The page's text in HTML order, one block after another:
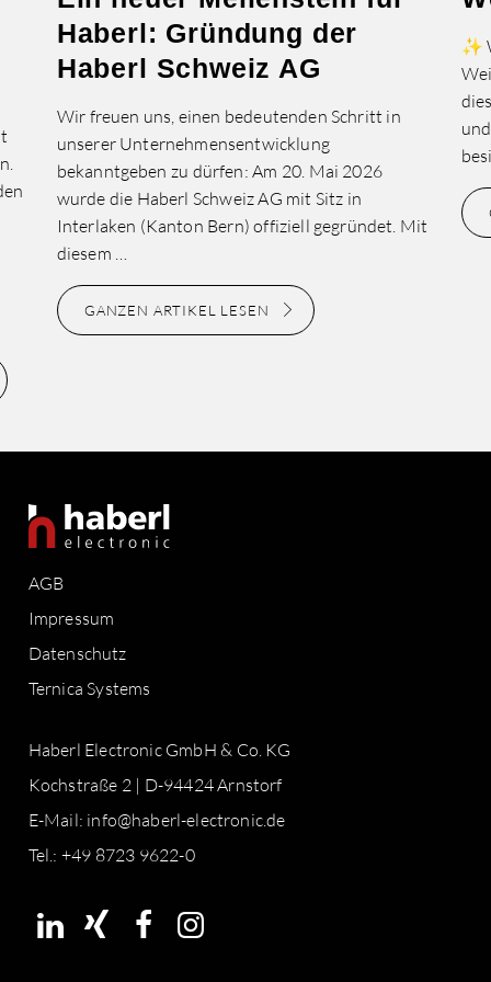
Haberl: Gründung der
Haberl Schweiz AG
Wir freuen uns, einen bedeutenden Schritt in
unserer Unternehmensentwicklung
bekanntgeben zu dürfen: Am 20. Mai 2026
wurde die Haberl Schweiz AG mit Sitz in
Interlaken (Kanton Bern) offiziell gegründet. Mit
diesem …
GANZEN ARTIKEL LESEN
✨
AGB
Impressum
Datenschutz
Ternica Systems
Haberl Electronic GmbH & Co. KG
Kochstraße 2 | D-94424 Arnstorf
E-Mail: info@haberl-electronic.de
Tel.: +49 8723 9622-0